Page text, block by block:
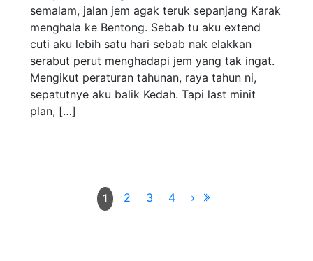
semalam, jalan jem agak teruk sepanjang Karak
menghala ke Bentong. Sebab tu aku extend
cuti aku lebih satu hari sebab nak elakkan
serabut perut menghadapi jem yang tak ingat.
Mengikut peraturan tahunan, raya tahun ni,
sepatutnye aku balik Kedah. Tapi last minit
plan, […]
1 2 3 4 ›